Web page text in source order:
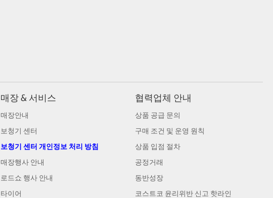
매장 & 서비스
매장안내
보청기 센터
보청기 센터 개인정보 처리 방침
매장행사 안내
로드쇼 행사 안내
타이어
협력업체 안내
상품 공급 문의
구매 조건 및 운영 원칙
상품 입점 절차
공정거래
동반성장
코스트코 윤리위반 신고 핫라인